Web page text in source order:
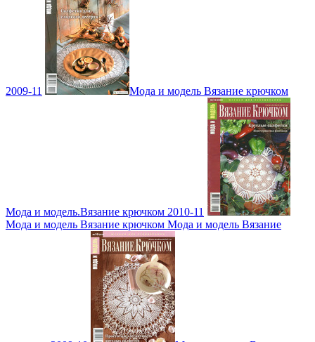
2009-11 Мода и модель Вязание крючком
Мода и модель.Вязание крючком 2010-11
Мода и модель Вязание крючком Мода и модель Вязание